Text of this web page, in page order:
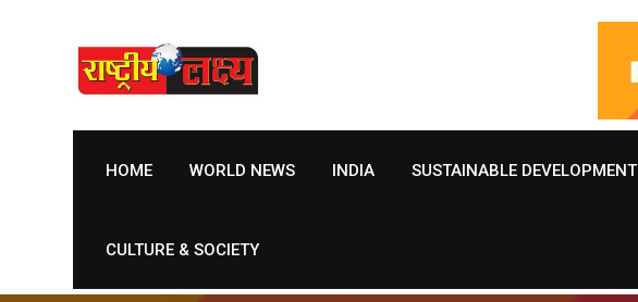
HOME WORLD NEWS INDIA SUSTAINABLE DEVELOPMENT
CULTURE & SOCIETY